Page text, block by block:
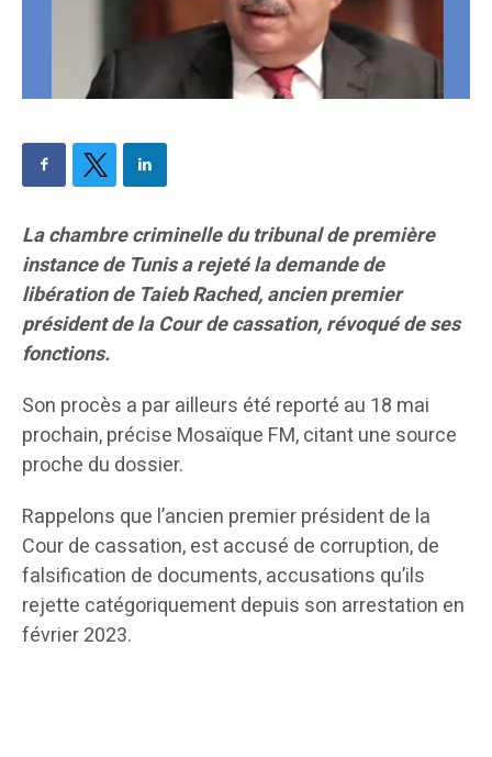
La chambre criminelle du tribunal de première
instance de Tunis a rejeté la demande de
libération de Taieb Rached, ancien premier
président de la Cour de cassation, révoqué de ses
fonctions.
Son procès a par ailleurs été reporté au 18 mai
prochain, précise Mosaïque FM, citant une source
proche du dossier.
Rappelons que l’ancien premier président de la
Cour de cassation, est accusé de corruption, de
falsification de documents, accusations qu’ils
rejette catégoriquement depuis son arrestation en
février 2023.